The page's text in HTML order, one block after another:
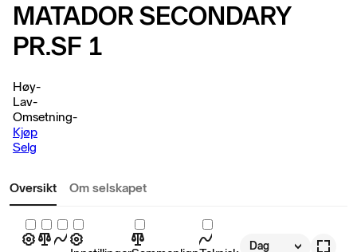
MATADOR SECONDARY
PR.SF 1
Høy-
Lav-
Omsetning-
Kjøp
Selg
Oversikt Om selskapet
Dag